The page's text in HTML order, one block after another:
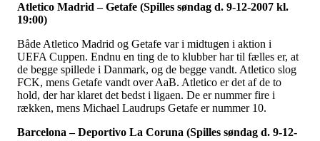
Atletico Madrid – Getafe (Spilles søndag d. 9-12-2007 kl.
19:00)
Både Atletico Madrid og Getafe var i midtugen i aktion i
UEFA Cuppen. Endnu en ting de to klubber har til fælles er, at
de begge spillede i Danmark, og de begge vandt. Atletico slog
FCK, mens Getafe vandt over AaB. Atletico er det af de to
hold, der har klaret det bedst i ligaen. De er nummer fire i
rækken, mens Michael Laudrups Getafe er nummer 10.
Barcelona – Deportivo La Coruna (Spilles søndag d. 9-12-